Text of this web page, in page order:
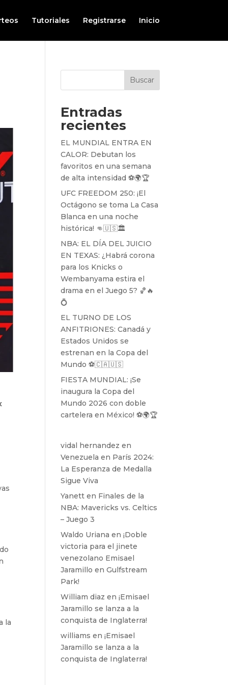
Tutoriales Registrarse Inicio
la
Buscar
Entradas
recientes
EL MUNDIAL ENTRA EN
CALOR: Debutan los
favoritos en una semana
de alta intensidad ⚽️🌍🏆
UFC FREEDOM 250: ¡El
Octágono se toma La Casa
Blanca en una noche
histórica! 👊🇺🇸🏛️
NBA: EL DÍA DEL JUICIO
EN TEXAS: ¿Habrá corona
para los Knicks o
Wembanyama estira el
drama en el Juego 5? 🏀🔥
💍
EL TURNO DE LOS
ANFITRIONES: Canadá y
Estados Unidos se
estrenan en la Copa del
Mundo ⚽️🇨🇦🇺🇸
FIESTA MUNDIAL: ¡Se
inaugura la Copa del
Mundo 2026 con doble
cartelera en México! ⚽️🌍🏆
vidal hernandez en
Venezuela en París 2024:
La Esperanza de Medalla
Sigue Viva
Yanett en Finales de la
NBA: Mavericks vs. Celtics
– Juego 3
Waldo Uriana en¡Doble
victoria para el jinete
venezolano Emisael
Jaramillo en Gulfstream
Park!
William diaz en¡Emisael
Jaramillo se lanza a la
conquista de Inglaterra!
williams en¡Emisael
Jaramillo se lanza a la
conquista de Inglaterra!